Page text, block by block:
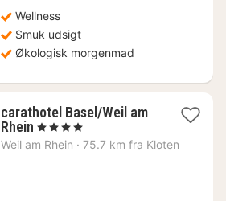
Wellness
Smuk udsigt
Økologisk morgenmad
carathotel Basel/Weil am
Rhein 1
nat
, 4 Stjerner
Weil am Rhein · 75.7 km fra Kloten